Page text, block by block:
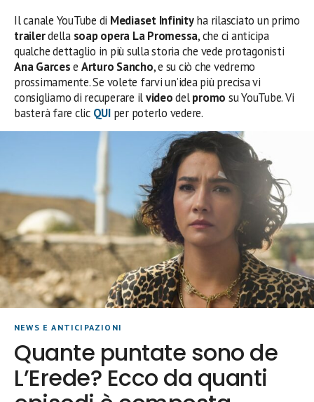
Il canale YouTube di Mediaset Infinityha rilasciato un primo
trailerdella soap opera La Promessa, che ci anticipa
qualche dettaglio in più sulla storia che vede protagonisti
Ana Garcese Arturo Sancho, e su ciò che vedremo
prossimamente. Se volete farvi un’idea più precisa vi
consigliamo di recuperare ilvideodelpromo su YouTube. Vi
basterà fare clic QUIper poterlo vedere.
NEWS E ANTICIPAZIONI
Quante puntate sono de
L’Erede? Ecco da quanti